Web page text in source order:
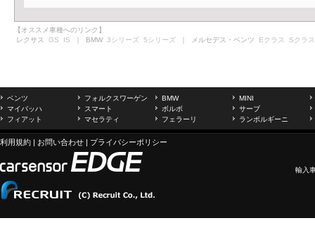
【オススメ車種へのリンク】
レクサス GS IS ｜ BMW 3シリーズ 5シリーズ ｜ メルセデス・ベンツ Eクラス Sクラス
ベンツ フォルクスワーゲン BMW
MINI
マイバッハ
スマート ボルボ
サーブ
フィアット
マセラティ フェラーリ ランボルギーニ
利用規約 | お問い合わせ | プライバシーポリシー
輸入